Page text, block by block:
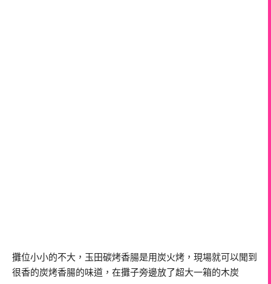
攤位小小的不大，玉田碳烤香腸是用炭火烤，現場就可以聞到
很香的炭烤香腸的味道，在攤子旁邊放了超大一箱的木炭